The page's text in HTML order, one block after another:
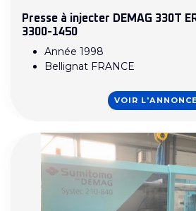
Presse à injecter DEMAG 330T
3300-1450
Année 1998
Bellignat FRANCE
VOIR L'ANNONCE